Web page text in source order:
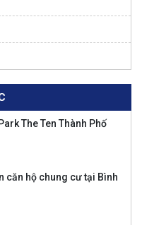
The Ten Thành Phố
căn hộ chung cư tại Bình